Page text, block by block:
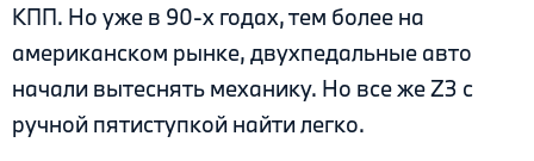
КПП. Но уже в 90-х годах, тем более на
американском рынке, двухпедальные авто
начали вытеснять механику. Но все же Z3 с
ручной пятиступкой найти легко.